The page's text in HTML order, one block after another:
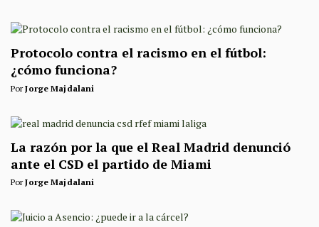
Protocolo contra el racismo en el fútbol:
¿cómo funciona?
PorJorge Majdalani
La razón por la que el Real Madrid denunció
ante el CSD el partido de Miami
PorJorge Majdalani